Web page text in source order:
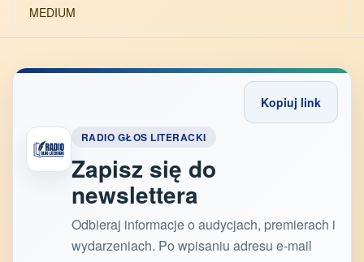
MEDIUM
Kopiuj link
RADIO GŁOS LITERACKI
Zapisz się do
newslettera
Odbieraj informacje o audycjach, premierach i
wydarzeniach. Po wpisaniu adresu e-mail